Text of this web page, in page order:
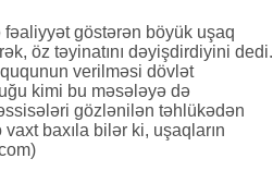
göstərən böyük uşaq
öz təyinatını dəyişdirdiyini dedi.
verilməsi dövlət
kimi bu məsələyə də
gözlənilən təhlükədən
baxıla bilər ki, uşaqların